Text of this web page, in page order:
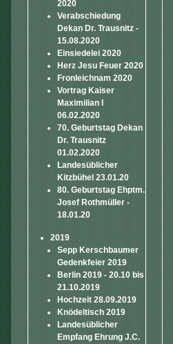
2020
Verabschiedung
Dekan Dr. Trausnitz -
15.08.2020
Einsiedelei 2020
Herz Jesu Feuer 2020
Fronleichnam 2020
Vortrag Kaiser
Maximilian I
06.02.2020
70. Geburtstag Dekan
Dr. Trausnitz
01.02.2020
Landesüblicher
Kitzbühel 23.01.20
80. Geburtstag Ehptm.
Josef Rothmüller -
18.01.20
2019
Sepp Kerschbaumer
Gedenkfeier 2019
Berlin 2019 - 20.10 bis
21.10.2019
Hochzeit 28.09.2019
Knödeltisch 2019
Landesüblicher
Empfang Ehrung J.C.